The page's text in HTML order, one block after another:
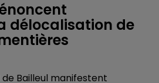
délocalisation de
de Bailleul manifestent